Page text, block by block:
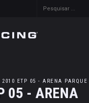
2010 ETP 05 - ARENA PARQUE
05 - ARENA